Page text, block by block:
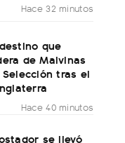
Hace 32 minutos
que
de Malvinas
tras el
Hace 40 minutos
se llevó